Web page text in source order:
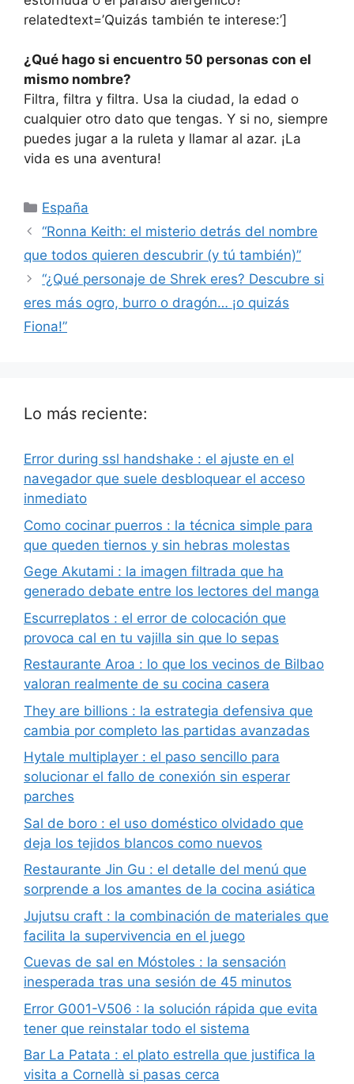
relatedtext=’Quizás también te interese:’]
¿Qué hago si encuentro 50 personas con el
mismo nombre?
Filtra, filtra y filtra. Usa la ciudad, la edad o
cualquier otro dato que tengas. Y si no, siempre
puedes jugar a la ruleta y llamar al azar. ¡La
vida es una aventura!
Categorías
España
“Ronna Keith: el misterio detrás del nombre
que todos quieren descubrir (y tú también)”
“¿Qué personaje de Shrek eres? Descubre si
eres más ogro, burro o dragón… ¡o quizás
Fiona!”
Lo más reciente:
Error during ssl handshake : el ajuste en el
navegador que suele desbloquear el acceso
inmediato
Como cocinar puerros : la técnica simple para
que queden tiernos y sin hebras molestas
Gege Akutami : la imagen filtrada que ha
generado debate entre los lectores del manga
Escurreplatos : el error de colocación que
provoca cal en tu vajilla sin que lo sepas
Restaurante Aroa : lo que los vecinos de Bilbao
valoran realmente de su cocina casera
They are billions : la estrategia defensiva que
cambia por completo las partidas avanzadas
Hytale multiplayer : el paso sencillo para
solucionar el fallo de conexión sin esperar
parches
Sal de boro : el uso doméstico olvidado que
deja los tejidos blancos como nuevos
Restaurante Jin Gu : el detalle del menú que
sorprende a los amantes de la cocina asiática
Jujutsu craft : la combinación de materiales que
facilita la supervivencia en el juego
Cuevas de sal en Móstoles : la sensación
inesperada tras una sesión de 45 minutos
Error G001-V506 : la solución rápida que evita
tener que reinstalar todo el sistema
Bar La Patata : el plato estrella que justifica la
visita a Cornellà si pasas cerca